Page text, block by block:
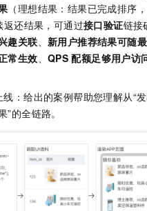
（理想结果：结果已完成排序
返还结果，可通过接口验证链接
趣关联、新用户推荐结果可随
常生效、QPS 配额足够用户访
线：给出的案例帮助您理解从“
”的全链路。